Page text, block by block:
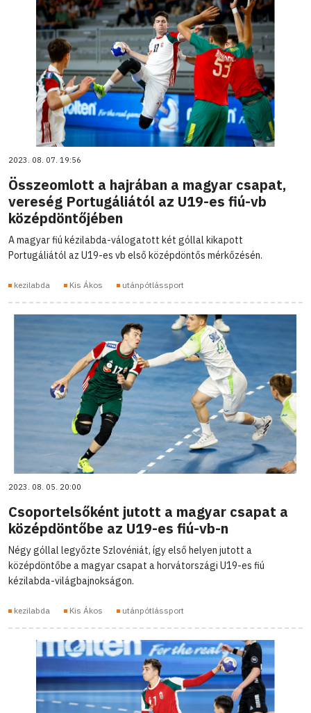
2023. 08. 07. 19:56
Összeomlott a hajrában a magyar csapat,
vereség Portugáliától az U19-es fiú-vb
középdöntőjében
A magyar fiú kézilabda-válogatott két góllal kikapott
Portugáliától az U19-es vb első középdöntős mérkőzésén.
kezilabda Kis Ákos utánpótlássport
2023. 08. 05. 20:00
Csoportelsőként jutott a magyar csapat a
középdöntőbe az U19-es fiú-vb-n
Négy góllal legyőzte Szlovéniát, így első helyen jutott a
középdöntőbe a magyar csapat a horvátországi U19-es fiú
kézilabda-világbajnokságon.
kezilabda Kis Ákos utánpótlássport